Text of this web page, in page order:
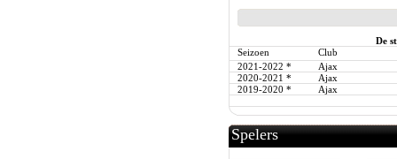
De
Seizoen
Club
2021-2022 *
Ajax
2020-2021 *
Ajax
2019-2020 * Ajax
Spelers